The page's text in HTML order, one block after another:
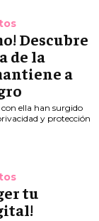
Descubre
de la
a
ella han surgido
y protección
tu